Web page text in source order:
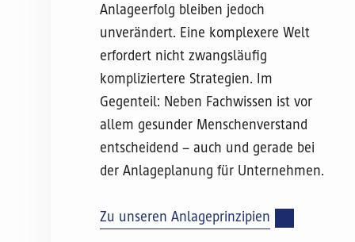
Anlageerfolg bleiben jedoch
unverändert. Eine komplexere Welt
erfordert nicht zwangsläufig
kompliziertere Strategien. Im
Gegenteil: Neben Fachwissen ist vor
allem gesunder Menschenverstand
entscheidend – auch und gerade bei
der Anlageplanung für Unternehmen.
Zu unseren Anlageprinzipien